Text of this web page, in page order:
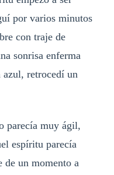
por varios minutos
con traje de
sonrisa enferma
retrocedí un
parecía muy ágil,
espíritu parecía
de un momento a